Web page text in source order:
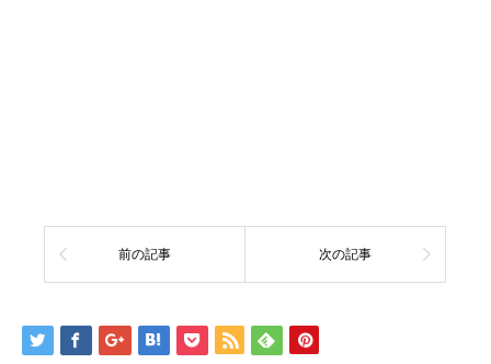
前の記事 次の記事